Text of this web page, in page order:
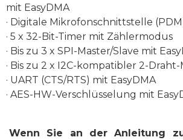
mit EasyDMA
· Digitale Mikrofonschnittstelle
· 5 x 32-Bit-Timer mit Zählermodus
· Bis zu 3 x SPI-Master/Slave mit
· Bis zu 2 x I2C-kompatibler 2-Draht-
· UART (CTS/RTS) mit EasyDMA
· AES-HW-Verschlüsselung mit
Wenn Sie an der Anleitung